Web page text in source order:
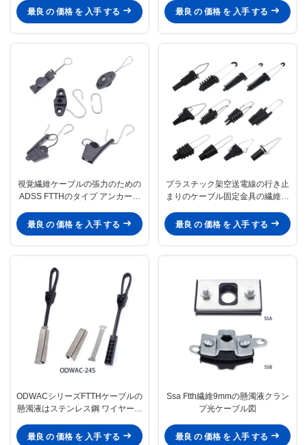
最良 の 価格 を 入手 する
最良 の 価格 を 入手 する
視覚繊維ケーブルの張力のための
ADSS FTTHのタイプ アンカー引
最良 の 価格 を 入手 する
プラスチック架空送電線の行き止
まりのケーブル固定金具の繊維光
最良 の 価格 を 入手 する
ODWACシリーズFTTHケーブルの
懸濁液はステンレス鋼 ワイヤー張
最良 の 価格 を 入手 する
Ssa Ftth繊維9mmの懸濁液クラン
プ光ケーブル図
最良 の 価格 を 入手 する